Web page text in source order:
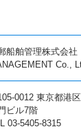
船舶管理株式会
Co.,
0012 東京都港
ビル7階
03-5405-8315